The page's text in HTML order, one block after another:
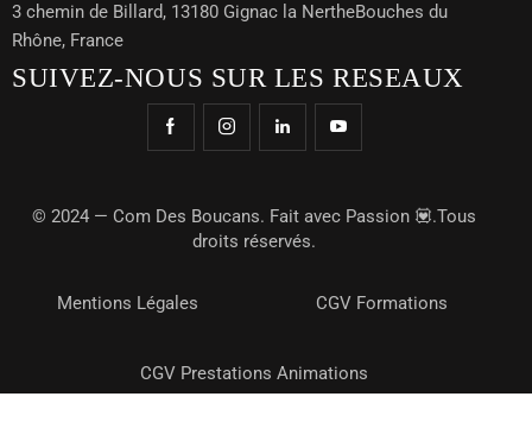
3 chemin de Billard, 13180 Gignac la NertheBouches du
Rhône, France
SUIVEZ-NOUS SUR LES RESEAUX
© 2024 — Com Des Boucans. Fait avec Passion 💟.Tous
droits réservés.
Mentions Légales CGV Formations
CGV Prestations Animations